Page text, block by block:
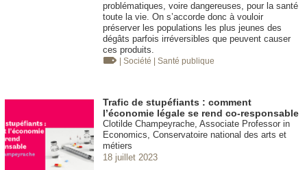
problématiques, voire dangereuses, pour la santé
toute la vie. On s’accorde donc à vouloir
préserver les populations les plus jeunes des
dégâts parfois irréversibles que peuvent causer
ces produits.
| Société | Santé publique
Trafic de stupéfiants : comment
l’économie légale se rend co-responsable
Clotilde Champeyrache, Associate Professor in
Economics, Conservatoire national des arts et
métiers
18 juillet 2023